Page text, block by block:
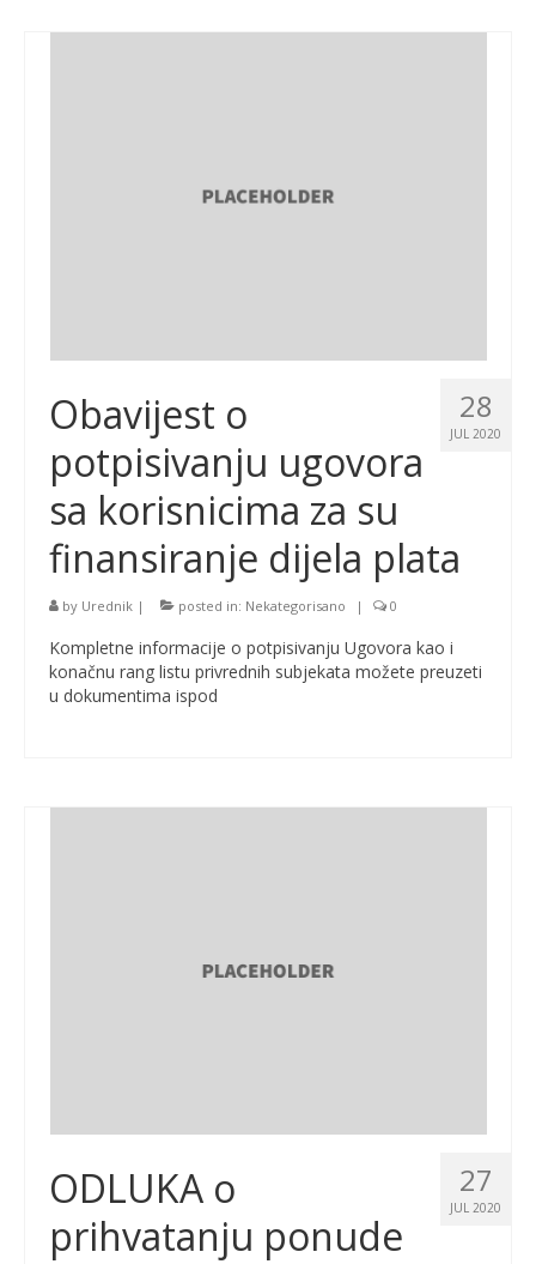
28
JUL 2020
Obavijest o
potpisivanju ugovora
sa korisnicima za su
finansiranje dijela plata
by Urednik | posted in: Nekategorisano | 0
Kompletne informacije o potpisivanju Ugovora kao i
konačnu rang listu privrednih subjekata možete preuzeti
u dokumentima ispod
27
JUL 2020
ODLUKA o
prihvatanju ponude